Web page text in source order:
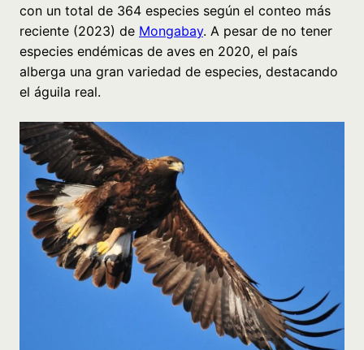
con un total de 364 especies según el conteo más
reciente (2023) de Mongabay. A pesar de no tener
especies endémicas de aves en 2020, el país
alberga una gran variedad de especies, destacando
el águila real.